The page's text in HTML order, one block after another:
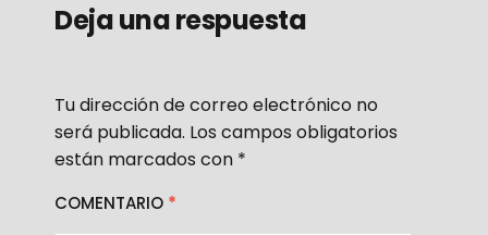
Deja una respuesta
Tu dirección de correo electrónico no
será publicada. Los campos obligatorios
están marcados con *
COMENTARIO *